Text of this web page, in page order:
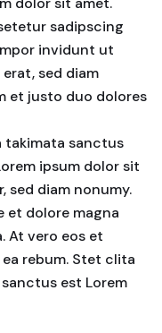
sadipscing
invidunt ut
sed diam
et justo duo dolores
takimata sanctus
ipsum dolor sit
sed diam nonumy.
et dolore magna
At vero eos et
rebum. Stet clita
est Lorem